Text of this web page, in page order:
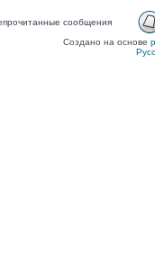
сообщения
Создано на основе